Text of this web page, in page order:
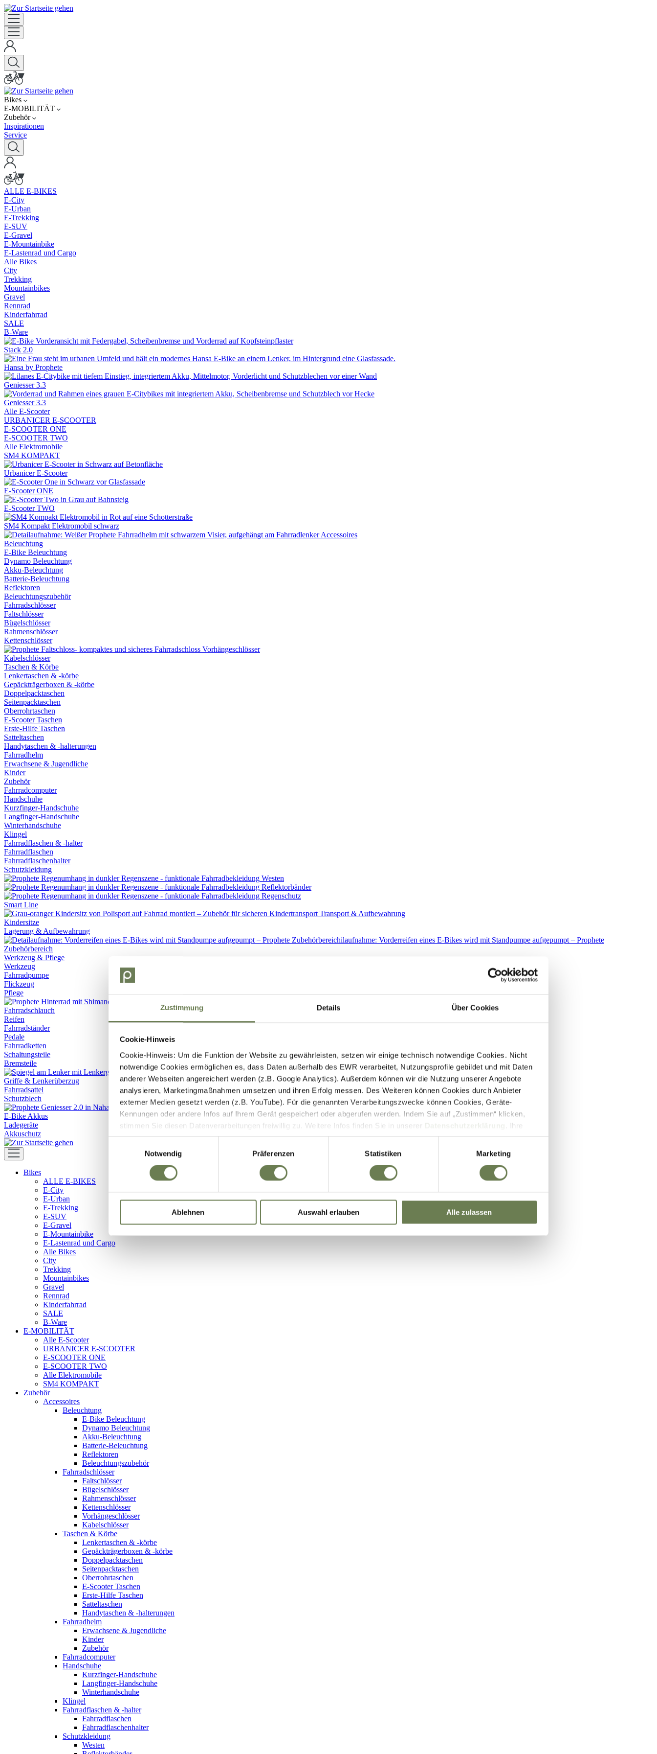
Zustimmung Details Über Cookies
Cookie-Hinweis
Cookie-Hinweis: Um die Funktion der Website zu gewährleisten, setzen wir einige technisch notwendige Cookies. Nicht
notwendige Cookies ermöglichen es, dass Daten außerhalb des EWR verarbeitet, Nutzungsprofile gebildet und mit Daten
anderer Webseiten angereichert werden (z.B. Google Analytics). Außerdem können wir die Nutzung unserer Angebote
analysieren, Marketingmaßnahmen umsetzen und ihren Erfolg messen. Des Weiteren können Cookies durch Anbieter
externer Medien gesetzt werden (z.B. YouTube). Für die genannten Verarbeitungszwecke können Cookies, Geräte-
Kennungen oder andere Infos auf Ihrem Gerät gespeichert oder abgerufen werden. Indem Sie auf „Zustimmen“ klicken,
stimmen Sie diesen Datenverarbeitungen freiwillig zu. Weitere Infos finden Sie in unserer Datenschutzerklärung
. Ihre
Zustimmung umfasst zeitlich begrenzt auch die Einwilligung zur Datenverarbeitung außerhalb des EWR wie zum Beispiel
in den USA (Art. 49 Abs. 1 lit. a) DSGVO), sofern für den entsprechenden Dienst keine Zertifizierung nach dem EU-US
Data Privacy Framework vorliegt. In den USA ist es möglich, dass Behörden zu Kontroll- und Überwachungszwecken auf
Ihre Daten zugreifen und dabei weder wirksame Rechtsbehelfe noch Betroffenenrechte durchsetzbar sein können. Unter
Notwendig
Präferenzen Statistiken Marketing
Ablehnen Auswahl erlauben Alle zulassen
Bikes
E-MOBILITÄT
Zubehör
Inspirationen
Service
ALLE E-BIKES
E-City
E-Urban
E-Trekking
E-SUV
E-Gravel
E-Mountainbike
E-Lastenrad und Cargo
Alle Bikes
City
Trekking
Mountainbikes
Gravel
Rennrad
Kinderfahrrad
SALE
B-Ware
Stack 2.0
Hansa by Prophete
Geniesser 3.3
Geniesser 3.3
Alle E-Scooter
URBANICER E-SCOOTER
E-SCOOTER ONE
E-SCOOTER TWO
Alle Elektromobile
SM4 KOMPAKT
Urbanicer E-Scooter
E-Scooter ONE
E-Scooter TWO
SM4 Kompakt Elektromobil schwarz
Accessoires
Beleuchtung
E-Bike Beleuchtung
Dynamo Beleuchtung
Akku-Beleuchtung
Batterie-Beleuchtung
Reflektoren
Beleuchtungszubehör
Fahrradschlösser
Faltschlösser
Bügelschlösser
Rahmenschlösser
Kettenschlösser
Vorhängeschlösser
Kabelschlösser
Taschen & Körbe
Lenkertaschen & -körbe
Gepäckträgerboxen & -körbe
Doppelpacktaschen
Seitenpacktaschen
Oberrohrtaschen
E-Scooter Taschen
Erste-Hilfe Taschen
Satteltaschen
Handytaschen & -halterungen
Fahrradhelm
Erwachsene & Jugendliche
Kinder
Zubehör
Fahrradcomputer
Handschuhe
Kurzfinger-Handschuhe
Langfinger-Handschuhe
Winterhandschuhe
Klingel
Fahrradflaschen & -halter
Fahrradflaschen
Fahrradflaschenhalter
Schutzkleidung
Westen
Reflektorbänder
Regenschutz
Smart Line
Transport & Aufbewahrung
Kindersitze
Lagerung & Aufbewahrung
Werkzeug & Pflege
Werkzeug
Fahrradpumpe
Flickzeug
Pflege
Fahrradschlauch
Reifen
Fahrradständer
Pedale
Fahrradketten
Schaltungsteile
Bremsteile
Spiegel
Griffe & Lenkerüberzug
Fahrradsattel
Schutzblech
E-Bike Akkus & Ladegeräte
E-Bike Akkus
Ladegeräte
Akkuschutz
Bikes
ALLE E-BIKES
E-City
E-Urban
E-Trekking
E-SUV
E-Gravel
E-Mountainbike
E-Lastenrad und Cargo
Alle Bikes
City
Trekking
Mountainbikes
Gravel
Rennrad
Kinderfahrrad
SALE
B-Ware
E-MOBILITÄT
Alle E-Scooter
URBANICER E-SCOOTER
E-SCOOTER ONE
E-SCOOTER TWO
Alle Elektromobile
SM4 KOMPAKT
Zubehör
Accessoires
Beleuchtung
E-Bike Beleuchtung
Dynamo Beleuchtung
Akku-Beleuchtung
Batterie-Beleuchtung
Reflektoren
Beleuchtungszubehör
Fahrradschlösser
Faltschlösser
Bügelschlösser
Rahmenschlösser
Kettenschlösser
Vorhängeschlösser
Kabelschlösser
Taschen & Körbe
Lenkertaschen & -körbe
Gepäckträgerboxen & -körbe
Doppelpacktaschen
Seitenpacktaschen
Oberrohrtaschen
E-Scooter Taschen
Erste-Hilfe Taschen
Satteltaschen
Handytaschen & -halterungen
Fahrradhelm
Erwachsene & Jugendliche
Kinder
Zubehör
Fahrradcomputer
Handschuhe
Kurzfinger-Handschuhe
Langfinger-Handschuhe
Winterhandschuhe
Klingel
Fahrradflaschen & -halter
Fahrradflaschen
Fahrradflaschenhalter
Schutzkleidung
Westen